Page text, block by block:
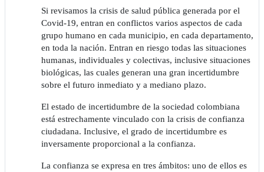
Si revisamos la crisis de salud pública generada por el
Covid-19, entran en conflictos varios aspectos de cada
grupo humano en cada municipio, en cada departamento,
en toda la nación. Entran en riesgo todas las situaciones
humanas, individuales y colectivas, inclusive situaciones
biológicas, las cuales generan una gran incertidumbre
sobre el futuro inmediato y a mediano plazo.
El estado de incertidumbre de la sociedad colombiana
está estrechamente vinculado con la crisis de confianza
ciudadana. Inclusive, el grado de incertidumbre es
inversamente proporcional a la confianza.
La confianza se expresa en tres ámbitos: uno de ellos es